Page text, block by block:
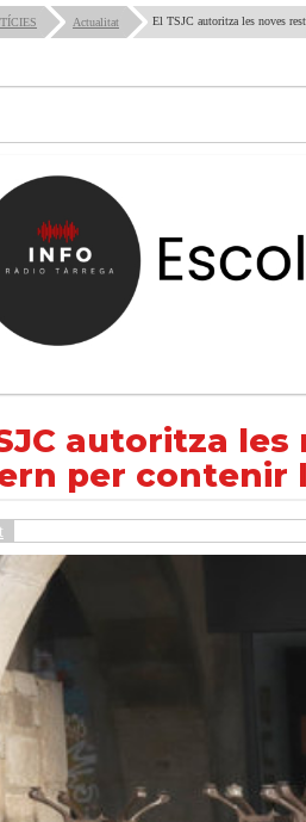
Actualitat
autoritza
per contenir